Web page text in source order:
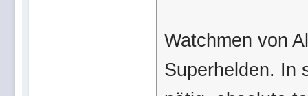
Watchmen von
Superhelden. In